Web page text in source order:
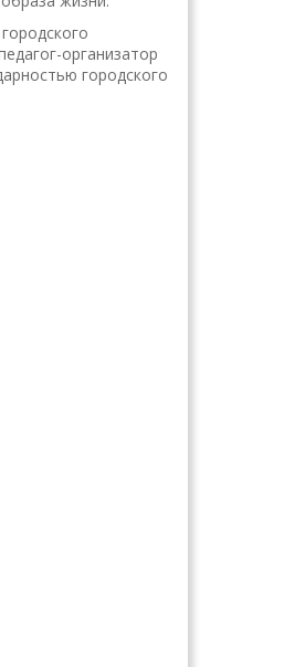
организатор
городского